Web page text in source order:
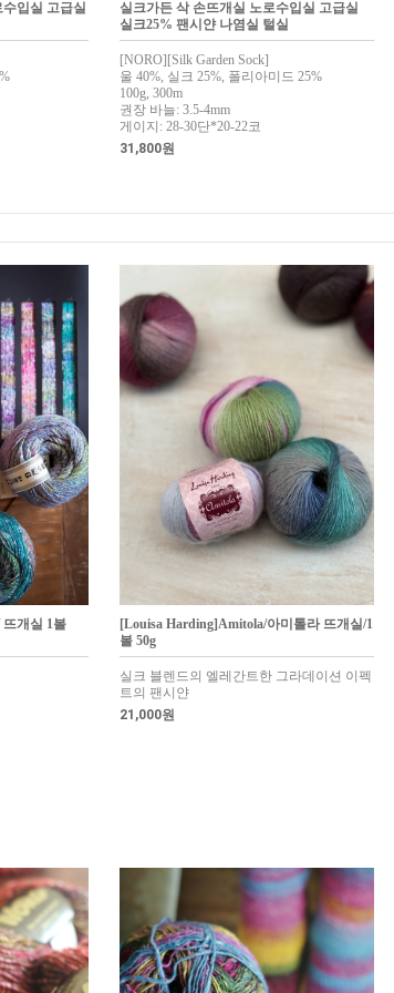
입실 고급실
실크가든 삭 손뜨개실 노로수입실 고급실
실크25% 팬시얀 나염실 털실
[NORO][Silk Garden Sock]
울 40%, 실크 25%, 폴리아미드 25%
100g, 300m
권장 바늘: 3.5-4mm
게이지: 28-30단*20-22코
31,800원
뜨개실 1볼
[Louisa Harding]Amitola/아미톨라 뜨개실/1
볼 50g
실크 블렌드의 엘레간트한 그라데이션 이펙
트의 팬시얀
21,000원